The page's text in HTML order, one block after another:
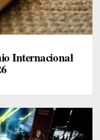
Internacional